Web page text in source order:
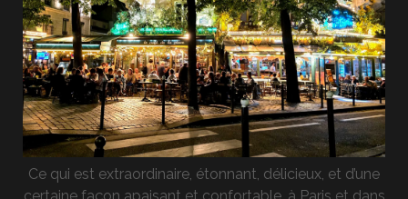
Ce qui est extraordinaire, étonnant, délicieux, et d’une